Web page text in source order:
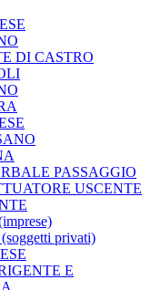
DI CASTRO
PASSAGGIO
USCENTE
privati)
E